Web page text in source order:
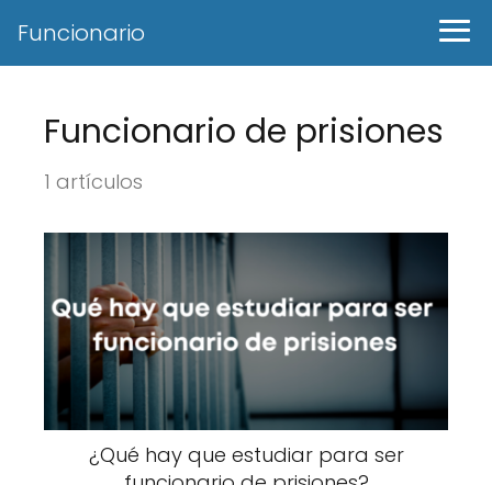
Funcionario
Funcionario de prisiones
1 artículos
¿Qué hay que estudiar para ser